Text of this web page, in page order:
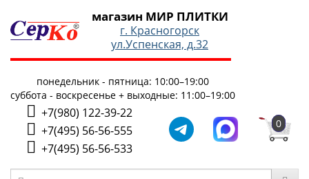
магазин МИР ПЛИТКИ
г. Красногорск
ул.Успенская, д.32
понедельник - пятница: 10:00–19:00
суббота - воскресенье + выходные: 11:00–19:00
+7(980) 122-39-22
+7(495) 56-56-555
+7(495) 56-56-533
0